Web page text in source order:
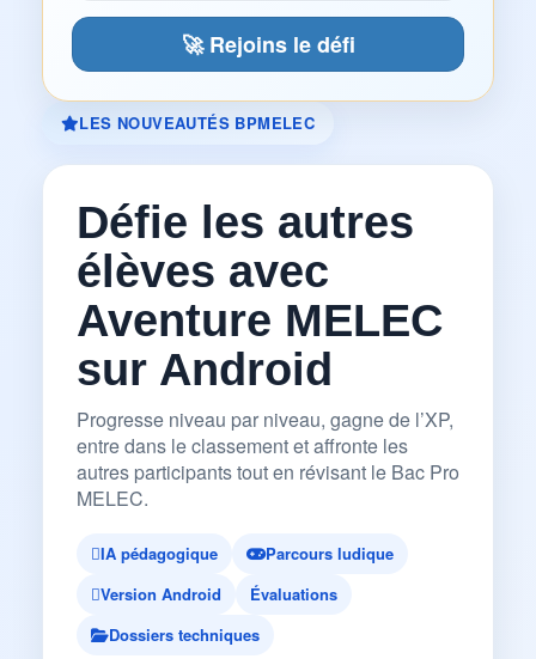
🚀 Rejoins le défi
LES NOUVEAUTÉS BPMELEC
Défie les autres
élèves avec
Aventure MELEC
sur Android
Progresse niveau par niveau, gagne de l’XP,
entre dans le classement et affronte les
autres participants tout en révisant le Bac Pro
MELEC.
IA pédagogique
Parcours ludique
Version Android
Évaluations
Dossiers techniques